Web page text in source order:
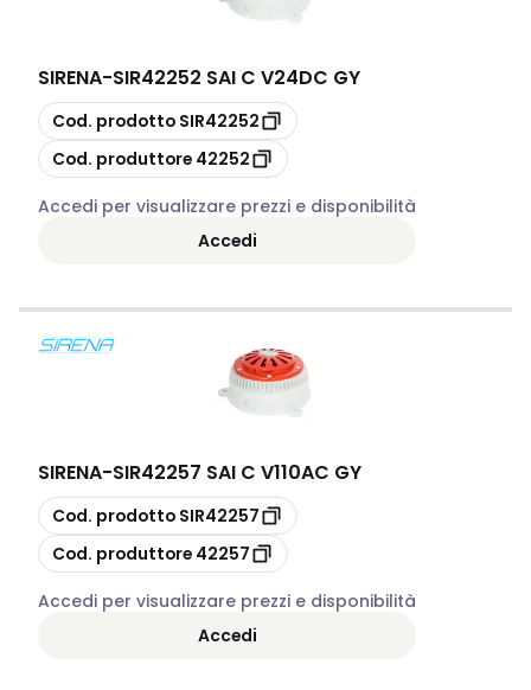
SIRENA-SIR42252 SAI C V24DC GY
copia
Cod. prodotto SIR42252
copia
Cod. produttore 42252
Accedi per visualizzare prezzi e disponibilità
Accedi
SIRENA-SIR42257 SAI C V110AC GY
copia
Cod. prodotto SIR42257
copia
Cod. produttore 42257
Accedi per visualizzare prezzi e disponibilità
Accedi